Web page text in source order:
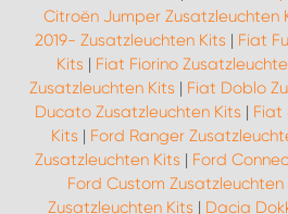
Citroën Jumper Zusatzleuchten
2019- Zusatzleuchten Kits | Fiat
Kits | Fiat Fiorino
Zusatzleuchten Kits | Fiat Doblo
Ducato Zusatzleuchten Kits | Fiat
Kits | Ford Ranger
Zusatzleuchten Kits | Ford
Ford Custom Zusatzleuchten
Zusatzleuchten Kits | Dacia